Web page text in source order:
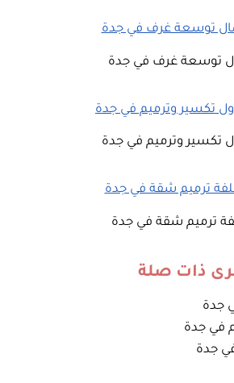
توسعة غرف في جدة
تكسير وترميم في جدة
ترميم شقة في جدة
ذات صلة
جدة
في جدة
جدة